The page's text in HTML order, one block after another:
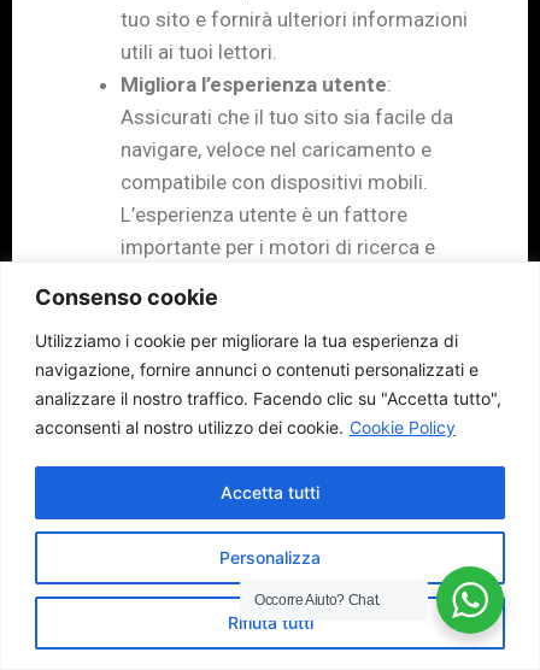
Consenso cookie
Utilizziamo i cookie per migliorare la tua esperienza di
navigazione, fornire annunci o contenuti personalizzati e
analizzare il nostro traffico. Facendo clic su "Accetta tutto",
acconsenti al nostro utilizzo dei cookie. Cookie Policy
Personalizza
Rifiuta tutti
Accetta tutti
tuo sito e fornirà ulteriori informazioni
utili ai tuoi lettori.
Migliora l’esperienza utente:
Assicurati che il tuo sito sia facile da
navigare, veloce nel caricamento e
compatibile con dispositivi mobili.
L’esperienza utente è un fattore
importante per i motori di ricerca e
sito.
Ottimizza i file immagine: Riduci le
dimensioni dei file immagine per
migliorare i tempi di caricamento del
tuo sito. Utilizza formati di immagine
compressi come JPEG o PNG e
imposta dimensioni appropriate per le
immagini visualizzate sul tuo sito.
Seguendo questi consigli, potrai creare
contenuti di qualità che soddisfano le
esigenze degli utenti e si posizionano bene
Occorre Aiuto?Chat.